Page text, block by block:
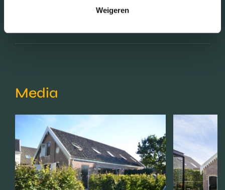
Weigeren
Schaduwwijzer
Media